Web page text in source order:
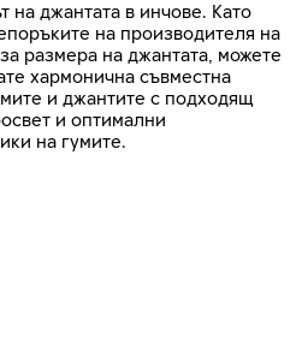
на джантата в инчове. Като
на производителя на
размера на джантата, можете
хармонична съвместна
и джантите с подходящ
и оптимални
на гумите.